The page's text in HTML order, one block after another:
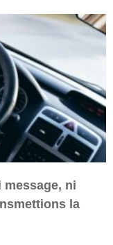
message, ni
la